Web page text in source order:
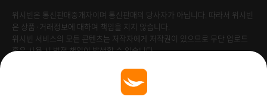
위시빈은 통신판매중개자이며 통신판매의 당사자가 아닙니다. 따라서 위시빈
은 상품·거래정보에 대하여 책임을 지지 않습니다.
위시빈 서비스의 모든 콘텐츠는 저작자에게 저작권이 있으므로 무단 업로드
혹은 사용 시 법적 책임이 발생할 수 있습니다.